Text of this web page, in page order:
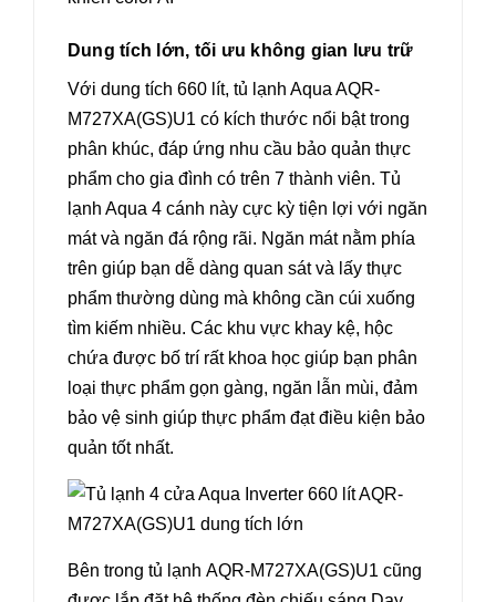
Dung tích lớn, tối ưu không gian lưu trữ
Với dung tích 660 lít, tủ lạnh Aqua AQR-
M727XA(GS)U1 có kích thước nổi bật trong
phân khúc, đáp ứng nhu cầu bảo quản thực
phẩm cho gia đình có trên 7 thành viên. Tủ
lạnh Aqua 4 cánh này cực kỳ tiện lợi với ngăn
mát và ngăn đá rộng rãi. Ngăn mát nằm phía
trên giúp bạn dễ dàng quan sát và lấy thực
phẩm thường dùng mà không cần cúi xuống
tìm kiếm nhiều. Các khu vực khay kệ, hộc
chứa được bố trí rất khoa học giúp bạn phân
loại thực phẩm gọn gàng, ngăn lẫn mùi, đảm
bảo vệ sinh giúp thực phẩm đạt điều kiện bảo
quản tốt nhất.
Bên trong tủ lạnh AQR-M727XA(GS)U1 cũng